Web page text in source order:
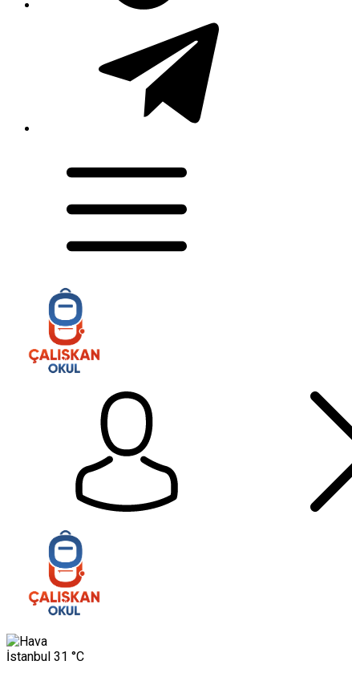
İstanbul 31 °C